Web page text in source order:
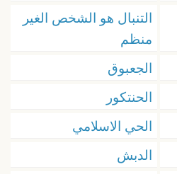
التنبال هو الشخص الغير
منظم
الجعبوق
الحنتكور
الحي الاسلامي
الدبش